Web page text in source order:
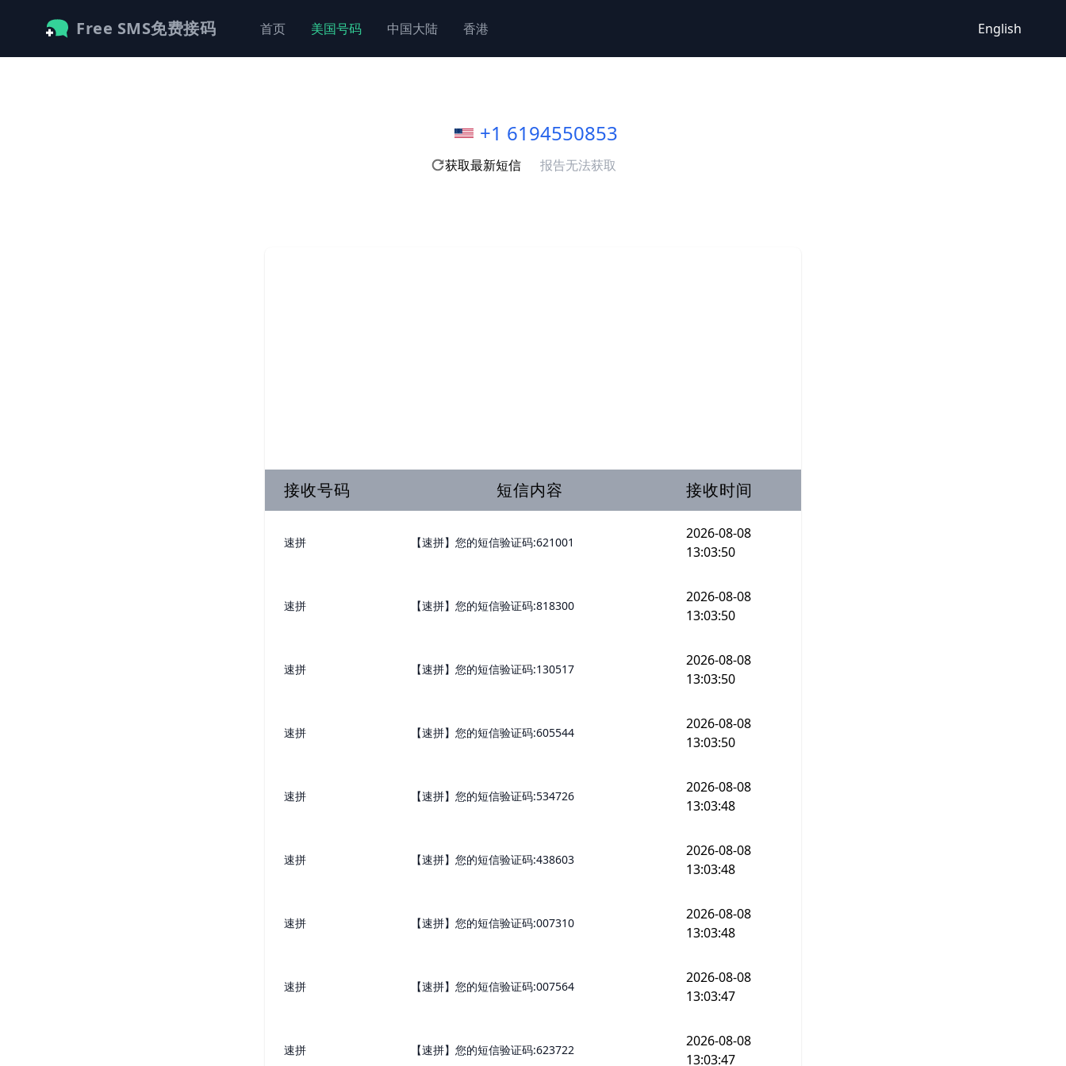
Free SMS免费接码 首页 美国号码 中国大陆 香港 English
+1 6194550853
获取最新短信 报告无法获取
接收号码 短信内容 接收时间
速拼 【速拼】您的短信验证码:621001
2026-08-08
13:03:50
速拼 【速拼】您的短信验证码:818300
2026-08-08
13:03:50
速拼 【速拼】您的短信验证码:130517
2026-08-08
13:03:50
速拼 【速拼】您的短信验证码:605544
2026-08-08
13:03:50
速拼 【速拼】您的短信验证码:534726
2026-08-08
13:03:48
速拼 【速拼】您的短信验证码:438603
2026-08-08
13:03:48
速拼 【速拼】您的短信验证码:007310
2026-08-08
13:03:48
速拼 【速拼】您的短信验证码:007564
2026-08-08
13:03:47
速拼 【速拼】您的短信验证码:623722
2026-08-08
13:03:47